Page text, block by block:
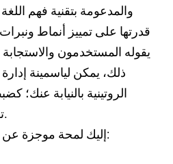
والمدعومة بتقنية فهم
قدرتها على تمييز أنماط
يقوله المستخدمون
ذلك، يمكن لياسمينة
الروتينية بالنيابة عنك؛
تشغيل المكنسة الكهربائية.
إليك لمحة موجزة عن وظائفها ومهاراتها المفيدة: